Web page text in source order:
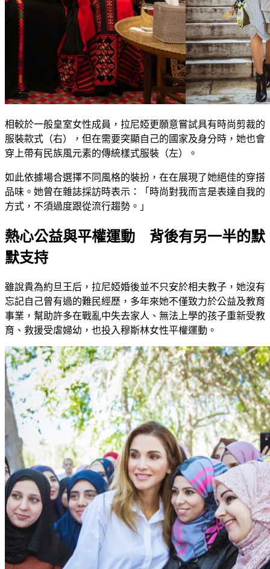
相較於一般皇室女性成員，拉尼婭更願意嘗試具有時尚剪裁的
服裝款式（右），但在需要突顯自己的國家及身分時，她也會
穿上帶有民族風元素的傳統樣式服裝（左）。
如此依據場合選擇不同風格的裝扮，在在展現了她絕佳的穿搭
品味。她曾在雜誌採訪時表示：「時尚對我而言是表達自我的
方式，不須過度跟從流行趨勢。」
熱心公益與平權運動 背後有另一半的默
默支持
雖說貴為約旦王后，拉尼婭婚後並不只安於相夫教子，她沒有
忘記自己曾有過的難民經歷，多年來她不僅致力於公益及教育
事業，幫助許多在戰亂中失去家人、無法上學的孩子重新受教
育、救援受虐婦幼，也投入穆斯林女性平權運動。